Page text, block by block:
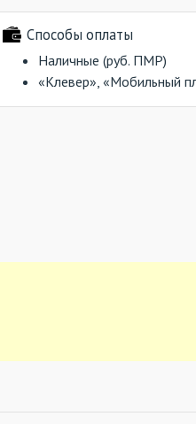
Способы оплаты
Наличные (руб. ПМР)
«Клевер», «Мобильный